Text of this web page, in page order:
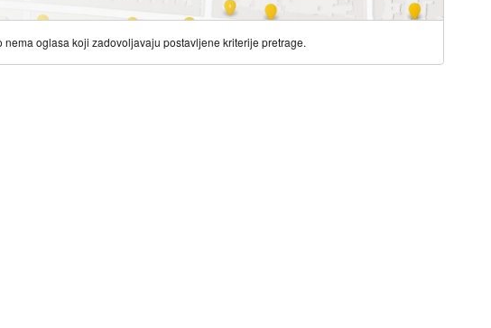
nema oglasa koji zadovoljavaju postavljene kriterije pretrage.